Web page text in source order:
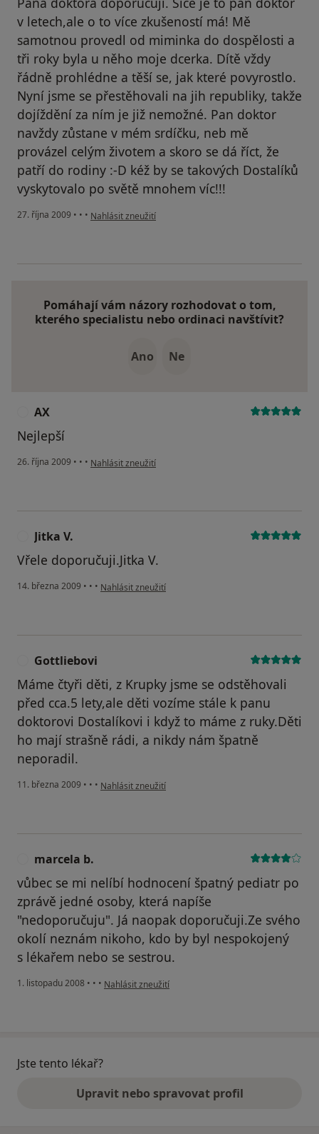
v letech,ale o to více zkušeností má! Mě
samotnou provedl od miminka do dospělosti a
tři roky byla u něho moje dcerka. Dítě vždy
řádně prohlédne a těší se, jak které povyrostlo.
Nyní jsme se přestěhovali na jih republiky, takže
dojíždění za ním je již nemožné. Pan doktor
navždy zůstane v mém srdíčku, neb mě
provázel celým životem a skoro se dá říct, že
patří do rodiny :-D kéž by se takových Dostalíků
vyskytovalo po světě mnohem víc!!!
27. října 2009 • • • podle názoru uživatele Váš účet byl odstraněn
Nahlásit zneužití
Pomáhají vám názory rozhodovat o tom,
kterého specialistu nebo ordinaci navštívit?
Ano Ne
AX
Nejlepší
26. října 2009 • • • podle názoru uživatele AX
Nahlásit zneužití
Jitka V.
Vřele doporučuji.Jitka V.
14. března 2009 • • • podle názoru uživatele Jitka V.
Nahlásit zneužití
Gottliebovi
Máme čtyři děti, z Krupky jsme se odstěhovali
před cca.5 lety,ale děti vozíme stále k panu
doktorovi Dostalíkovi i když to máme z ruky.Děti
ho mají strašně rádi, a nikdy nám špatně
neporadil.
11. března 2009 • • • podle názoru uživatele Gottliebovi
Nahlásit zneužití
marcela b.
vůbec se mi nelíbí hodnocení špatný pediatr po
zprávě jedné osoby, která napíše
"nedoporučuju". Já naopak doporučuji.Ze svého
okolí neznám nikoho, kdo by byl nespokojený
s lékařem nebo se sestrou.
1. listopadu 2008 • • • podle názoru uživatele marcela b.
Nahlásit zneužití
Jste tento lékař?
Upravit nebo spravovat profil